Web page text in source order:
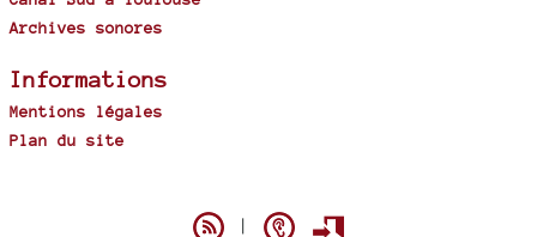
Archives sonores
Informations
Mentions légales
Plan du site
|